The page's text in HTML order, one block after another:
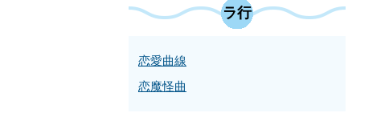
ラ行
恋愛曲線
恋魔怪曲